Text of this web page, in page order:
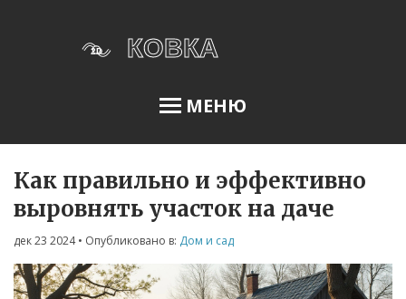
МЕНЮ
Освещение сада
Меню
О нас
Как правильно и эффективно
выровнять участок на даче
дек 23 2024• Опубликовано в: Дом и сад